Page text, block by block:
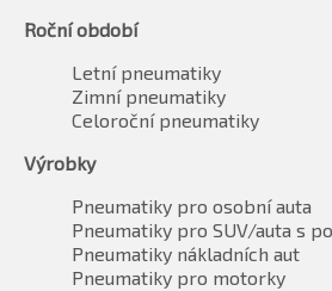
Roční období
Letní pneumatiky
Zimní pneumatiky
Celoroční pneumatiky
Výrobky
Pneumatiky pro osobní auta
Pneumatiky pro SUV/auta s
Pneumatiky nákladních aut
Pneumatiky pro motorky